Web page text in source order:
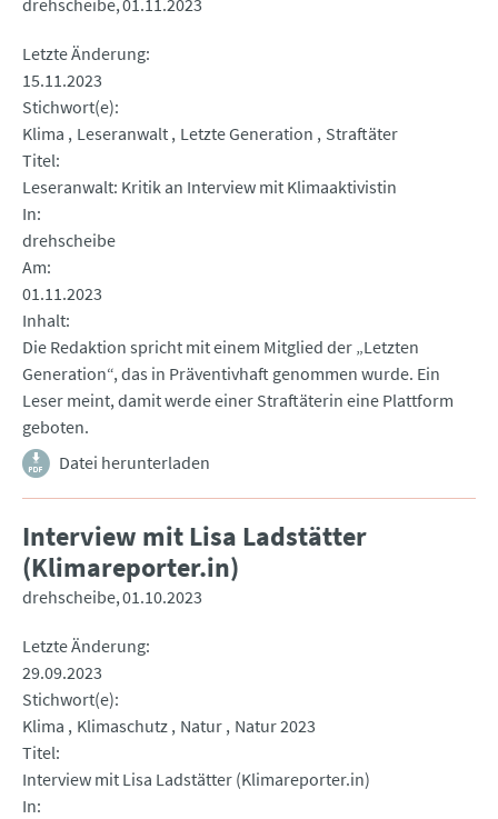
drehscheibe 01.11.2023
Letzte Änderung
15.11.2023
Stichwort(e)
Klima
Leseranwalt Letzte Generation
Straftäter
Titel
Leseranwalt: Kritik an Interview mit Klimaaktivistin
In
drehscheibe
Am
01.11.2023
Inhalt
Die Redaktion spricht mit einem Mitglied der „Letzten
Generation“, das in Präventivhaft genommen wurde. Ein
Leser meint, damit werde einer Straftäterin eine Plattform
geboten.
Datei herunterladen
Interview mit Lisa Ladstätter
(Klimareporter.in)
drehscheibe 01.10.2023
Letzte Änderung
29.09.2023
Stichwort(e)
Klima
Klimaschutz Natur Natur 2023
Titel
Interview mit Lisa Ladstätter (Klimareporter.in)
In